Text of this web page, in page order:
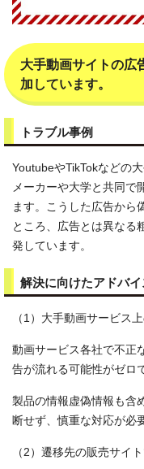
大手動画サイトの広
加しています。
トラブル事例
YoutubeやTikTokなどの
メーカーや大学と共同で
ます。こうした広告から
ところ、広告とは異なる
発しています。
解決に向けたアドバイ
（1）大手動画サービス
動画サービス各社で不正
告が流れる可能性がゼロ
製品の情報虚偽情報も含
断せず、慎重な対応が必
（2）遷移先の販売サイ